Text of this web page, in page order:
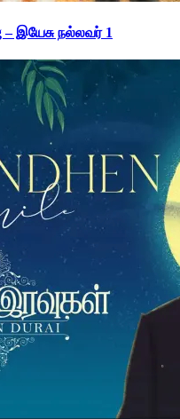
– இயேசு நல்லவர் 1